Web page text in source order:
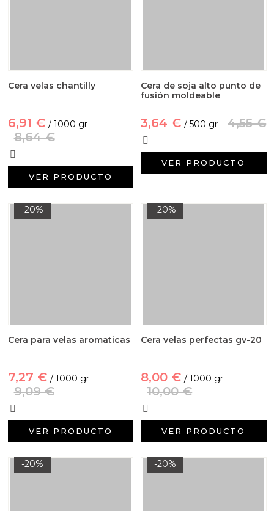
Cera velas chantilly
6,91 € / 1000 gr
8,64 €
VER PRODUCTO
Cera de soja alto punto de
fusión moldeable
3,64 € / 500 gr 4,55 €
VER PRODUCTO
-20%
Cera para velas aromaticas
7,27 € / 1000 gr
9,09 €
VER PRODUCTO
-20%
Cera velas perfectas gv-20
8,00 € / 1000 gr
10,00 €
VER PRODUCTO
-20% -20%